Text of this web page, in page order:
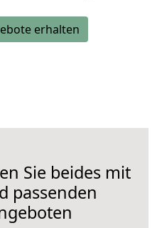
erhalten
Sie beides mit
passenden